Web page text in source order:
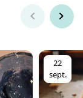
chevron_left chevron_right
22
sept.